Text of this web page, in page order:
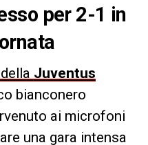
per 2-1 in
della Juventus
bianconero
ai microfoni
una gara intensa